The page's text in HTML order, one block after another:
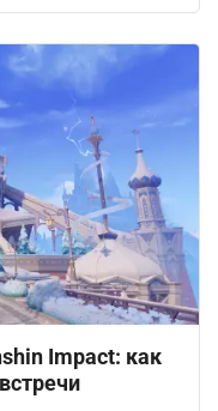
Impact: как